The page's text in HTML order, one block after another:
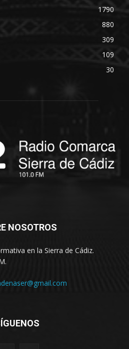
1790
880
309
109
30
NOSOTROS
en la Sierra de Cádiz.